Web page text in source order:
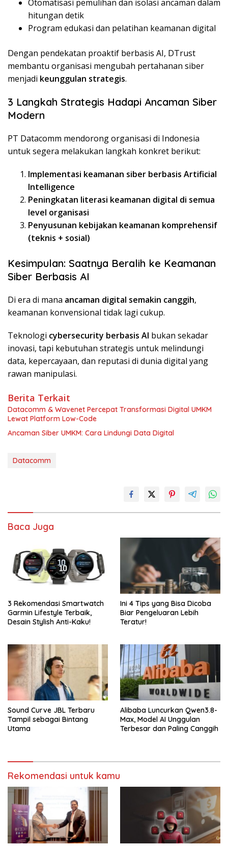
Otomatisasi pemulihan dan isolasi ancaman dalam
hitungan detik
Program edukasi dan pelatihan keamanan digital
Dengan pendekatan proaktif berbasis AI, DTrust
membantu organisasi mengubah pertahanan siber
menjadi keunggulan strategis.
3 Langkah Strategis Hadapi Ancaman Siber
Modern
PT Datacomm mendorong organisasi di Indonesia
untuk segera melakukan langkah konkret berikut:
Implementasi keamanan siber berbasis Artificial
Intelligence
Peningkatan literasi keamanan digital di semua
level organisasi
Penyusunan kebijakan keamanan komprehensif
(teknis + sosial)
Kesimpulan: Saatnya Beralih ke Keamanan
Siber Berbasis AI
Di era di mana ancaman digital semakin canggih,
keamanan konvensional tidak lagi cukup.
Teknologi cybersecurity berbasis AI bukan sekadar
inovasi, tapi kebutuhan strategis untuk melindungi
data, kepercayaan, dan reputasi di dunia digital yang
rawan manipulasi.
Berita Terkait
Datacomm & Wavenet Percepat Transformasi Digital UMKM
Lewat Platform Low-Code
Ancaman Siber UMKM: Cara Lindungi Data Digital
Datacomm
Baca Juga
3 Rekomendasi Smartwatch
Garmin Lifestyle Terbaik,
Desain Stylish Anti-Kaku!
Ini 4 Tips yang Bisa Dicoba
Biar Pengeluaran Lebih
Teratur!
Sound Curve JBL Terbaru
Tampil sebagai Bintang
Utama
Alibaba Luncurkan Qwen3.8-
Max, Model AI Unggulan
Terbesar dan Paling Canggih
Rekomendasi untuk kamu